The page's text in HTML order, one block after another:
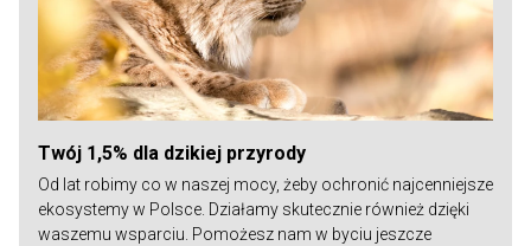
Twój 1,5% dla dzikiej przyrody
Od lat robimy co w naszej mocy, żeby ochronić najcenniejsze
ekosystemy w Polsce. Działamy skutecznie również dzięki
waszemu wsparciu. Pomożesz nam w byciu jeszcze